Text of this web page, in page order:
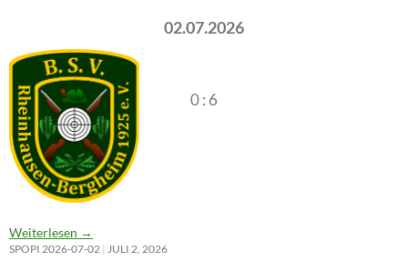
02.07.2026
0 : 6
Weiterlesen →
SPOPI 2026-07-02 JULI 2, 2026